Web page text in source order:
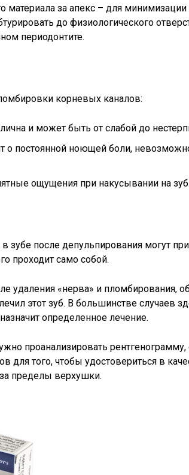
материала за апекс – для
до физиологического
периодонтите.
корневых каналов:
и может быть от слабой до
о постоянной ноющей боли,
ощущения при накусывании на зуб.
зубе после депульпирования могут
проходит само собой.
удаления «нерва» и пломбирования,
этот зуб. В большинстве случаев
определенное лечение.
проанализировать
для того, чтобы удостовериться в
пределы верхушки.